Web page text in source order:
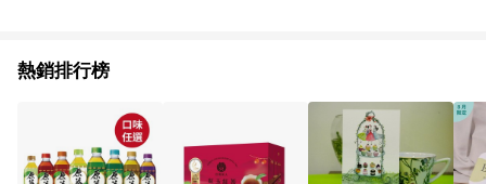
熱銷排行榜